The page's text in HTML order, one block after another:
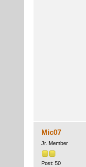
Mic07
Jr. Member
Post: 50